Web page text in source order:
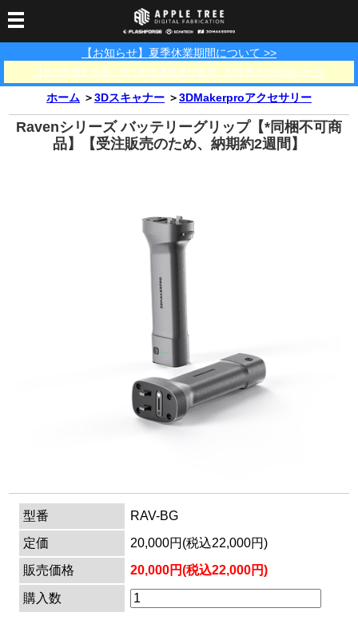
【お知らせ】夏季休業期間について >>
【佐川急便】地震に伴う配送遅延及び集荷・配達停止のお知らせ >>
3Dプリンター
3Dプリンター一覧 FLASHFORGE Bambu Lab
3Dスキャナー
SCANOLOGY 3DeVOK 3Dスキャナー消耗品
3DMakerpro
フィラメント
フィラメント一覧 FLASHFORGE Bambu Lab
光造形用レジン
工具類
その他
ダウンロード
ショールーム
オフィシャルサイト
法人窓口
マイページ
カートを見る
ホーム ＞3Dスキャナー ＞3DMakerproアクセサリー
Ravenシリーズ バッテリーグリップ【*同梱不可商
品】【受注販売のため、納期約2週間】
型番
RAV-BG
定価
20,000円(税込22,000円)
販売価格
20,000円(税込22,000円)
購入数